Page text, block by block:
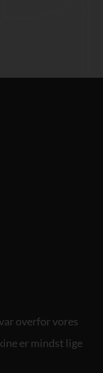
overfor vores
er mindst lige